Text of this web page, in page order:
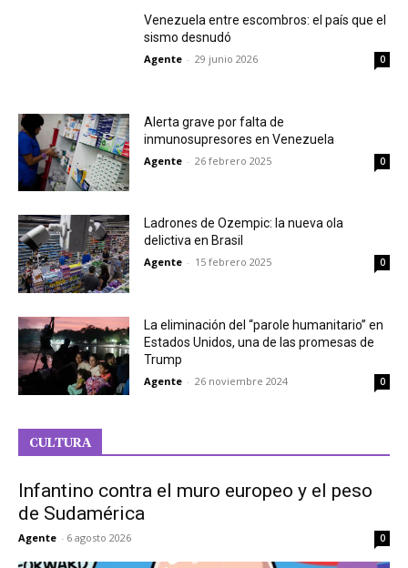
Venezuela entre escombros: el país que el
sismo desnudó
Agente - 29 junio 2026 0
Alerta grave por falta de
inmunosupresores en Venezuela
Agente - 26 febrero 2025 0
Ladrones de Ozempic: la nueva ola
delictiva en Brasil
Agente - 15 febrero 2025 0
La eliminación del “parole humanitario” en
Estados Unidos, una de las promesas de
Trump
Agente - 26 noviembre 2024 0
CULTURA
Infantino contra el muro europeo y el peso
de Sudamérica
Agente - 6 agosto 2026 0